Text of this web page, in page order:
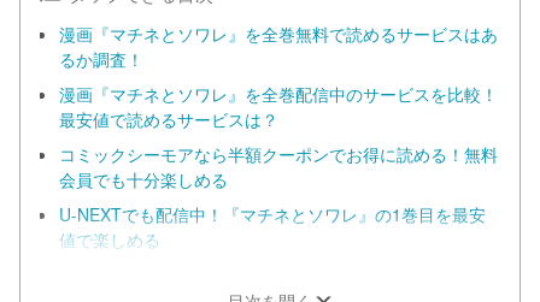
漫画『マチネとソワレ』を全巻無料で読めるサービスはあ
るか調査！
漫画『マチネとソワレ』を全巻配信中のサービスを比較！
最安値で読めるサービスは？
コミックシーモアなら半額クーポンでお得に読める！無料
会員でも十分楽しめる
U-NEXTでも配信中！『マチネとソワレ』の1巻目を最安
値で楽しめる